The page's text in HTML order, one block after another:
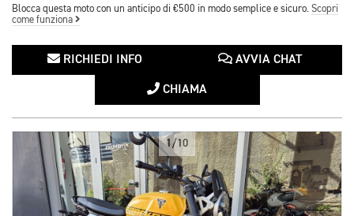
Blocca questa moto con un anticipo di €500 in modo semplice e sicuro. Scopri
come funziona
RICHIEDI INFO AVVIA CHAT
CHIAMA
1/10